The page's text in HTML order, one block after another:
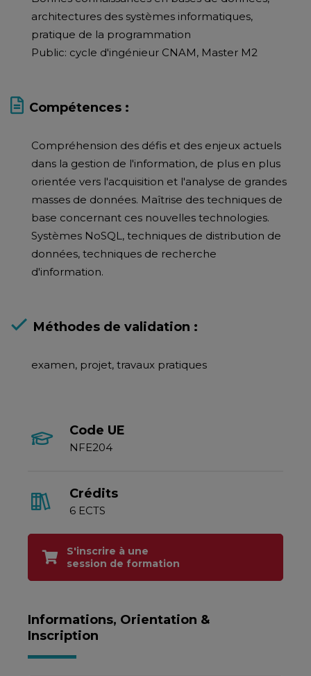
architectures des systèmes informatiques,
pratique de la programmation
Public: cycle d'ingénieur CNAM, Master M2
Compétences :
Compréhension des défis et des enjeux actuels
dans la gestion de l'information, de plus en plus
orientée vers l'acquisition et l'analyse de grandes
masses de données. Maîtrise des techniques de
base concernant ces nouvelles technologies.
Systèmes NoSQL, techniques de distribution de
données, techniques de recherche
d'information.
Méthodes de validation :
examen, projet, travaux pratiques
Code UE
NFE204
Crédits
6 ECTS
S'inscrire à une
session de formation
Informations, Orientation &
Inscription